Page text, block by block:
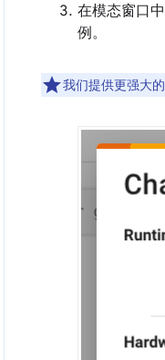
在模态窗口
例。
我们提供更强大